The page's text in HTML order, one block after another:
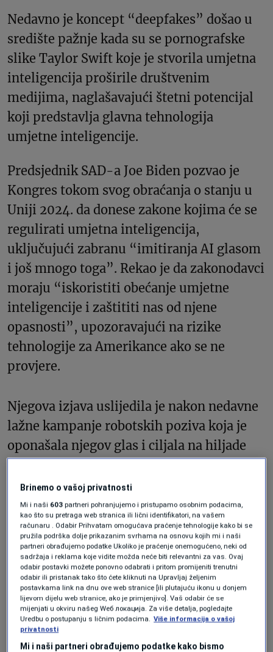
Nedavno je koncept “deepfakes” došao u
središte pažnje kada su se pornografske
slike Taylor Swift koje je stvorila umjetna
inteligencija proširile društvenim
medijima, naglašavajući štetni potencijal
koji predstavlja glavna tehnologija
umjetne inteligencije.
Predsjednik SAD-a Joe Biden pozvao je
Kongres tokom svog obraćanja o stanju u
Uniji 2024. da donese zakone kojima će se
regulirati umjetna inteligencija,
uključujući zabranu “imitiranja AI glasom
i još mnogo toga”. Rekao je da zakonodavci
moraju “iskoristiti obećanje umjetne
inteligencije i zaštititi nas od njene
opasnosti”, upozoravajući na rizike
tehnologije za Amerikance ako se ne
provjere.
Njegova izjava uslijedila je nakon nedavne
lažne kampanje robotskih poziva koja je
oponašala njegov glas i ciljala na hiljade
onome što su vlasti opisali kao pokušaj
miješanja u izbore uz pomoć umjetne
inteligencije. Čak i dok stručnjaci za
dezinformacije upozoravaju na prijetnje
umjetne inteligencije po ankete i javni
diskurs, malo njih očekuje da će Kongres
usvojiti zakon kojim će obuzdati AI
industriju tokom izborne godine koja
izaziva podjele.
Brinemo o vašoj privatnosti
Mi i naši 603 partneri pohranjujemo i pristupamo osobnim podacima,
kao što su pretraga web stranica ili lični identifikatori, na vašem
računaru . Odabir Prihvatam omogućava praćenje tehnologije kako bi se
pružila podrška dolje prikazanim svrhama na osnovu kojih mi i naši
partneri obrađujemo podatke Ukoliko je praćenje onemogućeno, neki od
sadržaja i reklama koje vidite možda neće biti relevantni za vas. Ovaj
odabir postavki možete ponovno odabrati i pritom promijeniti trenutni
odabir ili pristanak tako što ćete kliknuti na Upravljaj željenim
postavkama link na dnu ove web stranice [ili plutajuću ikonu u donjem
lijevom dijelu web stranice, ako je primjenjivo]. Vaš odabir će se
mijenjati u okviru našeg Wеб локација. Za više detalja, pogledajte
Uredbu o postupanju s ličnim podacima. Više informacija o vašoj
privatnosti
Mi i naši partneri obrađujemo podatke kako bismo